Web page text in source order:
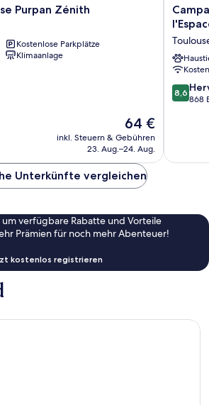
Purpan Zénith
Kostenlose Parkplätze
Klimaanlage
Der
Preis
beträgt
64 €
inkl. Steuern & Gebühren
23. Aug.–24. Aug.
PRIME
Sud
Balma
Cité
de
8.6
von
8,6
868
Unterkünfte vergleichen
verfügbare Rabatte und Vorteile
Prämien für noch mehr Abenteuer!
kostenlos registrieren